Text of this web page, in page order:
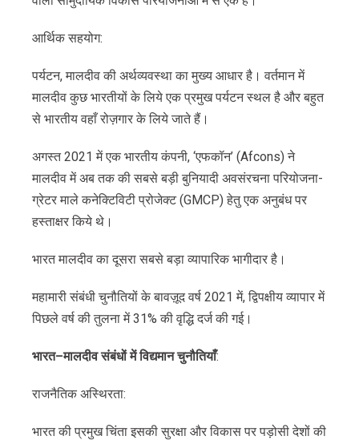
आर्थिक सहयोग:
पर्यटन, मालदीव की अर्थव्यवस्था का मुख्य आधार है। वर्तमान में
मालदीव कुछ भारतीयों के लिये एक प्रमुख पर्यटन स्थल है और बहुत
से भारतीय वहाँ रोज़गार के लिये जाते हैं।
अगस्त 2021 में एक भारतीय कंपनी, ‘एफकॉन’ (Afcons) ने
मालदीव में अब तक की सबसे बड़ी बुनियादी अवसंरचना परियोजना-
ग्रेटर माले कनेक्टिविटी प्रोजेक्ट (GMCP) हेतु एक अनुबंध पर
हस्ताक्षर किये थे।
भारत मालदीव का दूसरा सबसे बड़ा व्यापारिक भागीदार है।
महामारी संबंधी चुनौतियों के बावज़ूद वर्ष 2021 में, द्विपक्षीय व्यापार में
पिछले वर्ष की तुलना में 31% की वृद्धि दर्ज की गई।
भारत–मालदीव संबंधों में विद्यमान चुनौतियाँ:
राजनैतिक अस्थिरता:
भारत की प्रमुख चिंता इसकी सुरक्षा और विकास पर पड़ोसी देशों की